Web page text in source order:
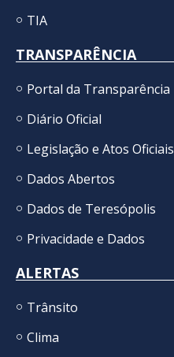
TIA
TRANSPARÊNCIA
Portal da Transparência
Diário Oficial
Legislação e Atos Oficiais
Dados Abertos
Dados de Teresópolis
Privacidade e Dados
ALERTAS
Trânsito
Clima